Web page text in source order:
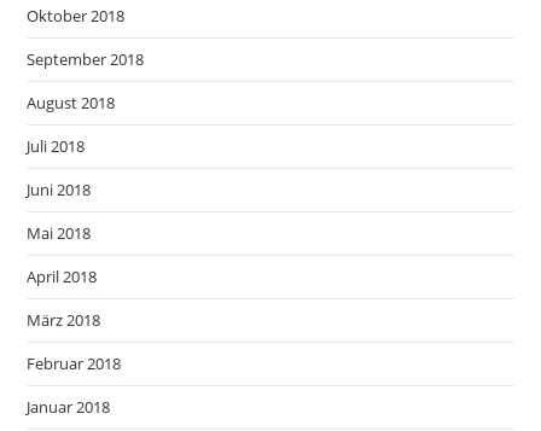
Oktober 2018
September 2018
August 2018
Juli 2018
Juni 2018
Mai 2018
April 2018
März 2018
Februar 2018
Januar 2018